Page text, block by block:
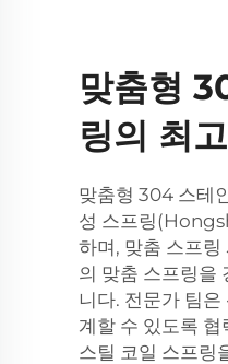
맞춤형
링의 최
맞춤형 304 스테
성 스프링
하며, 맞춤 스프링
의 맞춤 스프링을
니다. 전문가 팀
계할 수 있도록
스틸 코일 스프링